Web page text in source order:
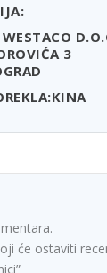
3
će ostaviti